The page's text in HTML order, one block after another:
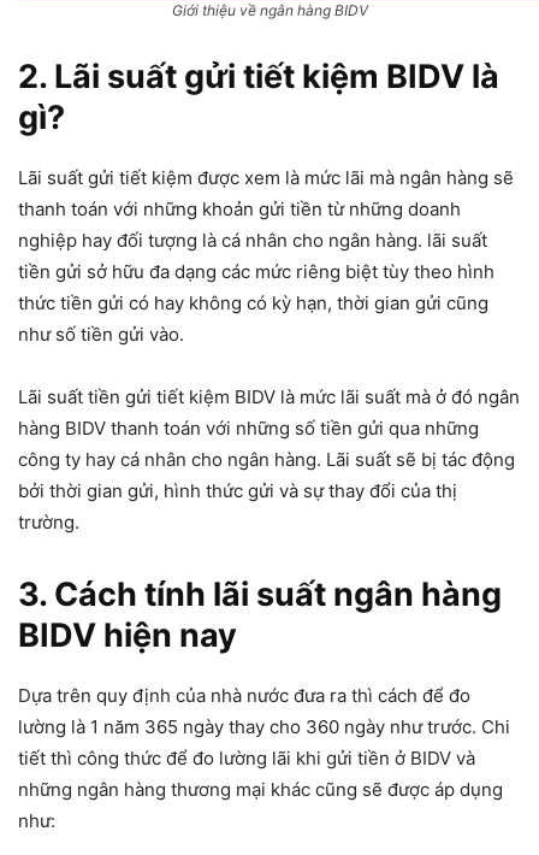
Giới thiệu về ngân hàng BIDV
2. Lãi suất gửi tiết kiệm BIDV là
gì?
Lãi suất gửi tiết kiệm được xem là mức lãi mà ngân hàng sẽ
thanh toán với những khoản gửi tiền từ những doanh
nghiệp hay đối tượng là cá nhân cho ngân hàng. lãi suất
tiền gửi sở hữu đa dạng các mức riêng biệt tùy theo hình
thức tiền gửi có hay không có kỳ hạn, thời gian gửi cũng
như số tiền gửi vào.
Lãi suất tiền gửi tiết kiệm BIDV là mức lãi suất mà ở đó ngân
hàng BIDV thanh toán với những số tiền gửi qua những
công ty hay cá nhân cho ngân hàng. Lãi suất sẽ bị tác động
bởi thời gian gửi, hình thức gửi và sự thay đổi của thị
trường.
3. Cách tính lãi suất ngân hàng
BIDV hiện nay
Dựa trên quy định của nhà nước đưa ra thì cách để đo
lường là 1 năm 365 ngày thay cho 360 ngày như trước. Chi
tiết thì công thức để đo lường lãi khi gửi tiền ở BIDV và
những ngân hàng thương mại khác cũng sẽ được áp dụng
như: